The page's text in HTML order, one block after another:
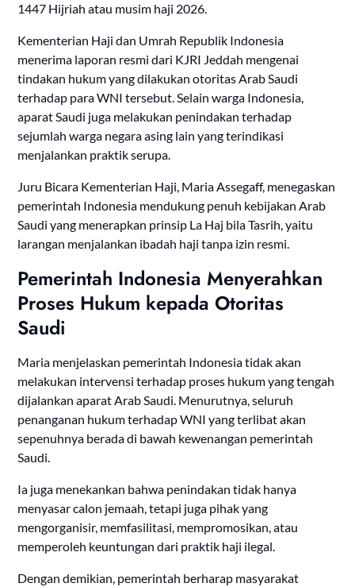
1447 Hijriah atau musim haji 2026.
Kementerian Haji dan Umrah Republik Indonesia
menerima laporan resmi dari KJRI Jeddah mengenai
tindakan hukum yang dilakukan otoritas Arab Saudi
terhadap para WNI tersebut. Selain warga Indonesia,
aparat Saudi juga melakukan penindakan terhadap
sejumlah warga negara asing lain yang terindikasi
menjalankan praktik serupa.
Juru Bicara Kementerian Haji, Maria Assegaff, menegaskan
pemerintah Indonesia mendukung penuh kebijakan Arab
Saudi yang menerapkan prinsip La Haj bila Tasrih, yaitu
larangan menjalankan ibadah haji tanpa izin resmi.
Pemerintah Indonesia Menyerahkan
Proses Hukum kepada Otoritas
Saudi
Maria menjelaskan pemerintah Indonesia tidak akan
melakukan intervensi terhadap proses hukum yang tengah
dijalankan aparat Arab Saudi. Menurutnya, seluruh
penanganan hukum terhadap WNI yang terlibat akan
sepenuhnya berada di bawah kewenangan pemerintah
Saudi.
Ia juga menekankan bahwa penindakan tidak hanya
menyasar calon jemaah, tetapi juga pihak yang
mengorganisir, memfasilitasi, mempromosikan, atau
memperoleh keuntungan dari praktik haji ilegal.
Dengan demikian, pemerintah berharap masyarakat